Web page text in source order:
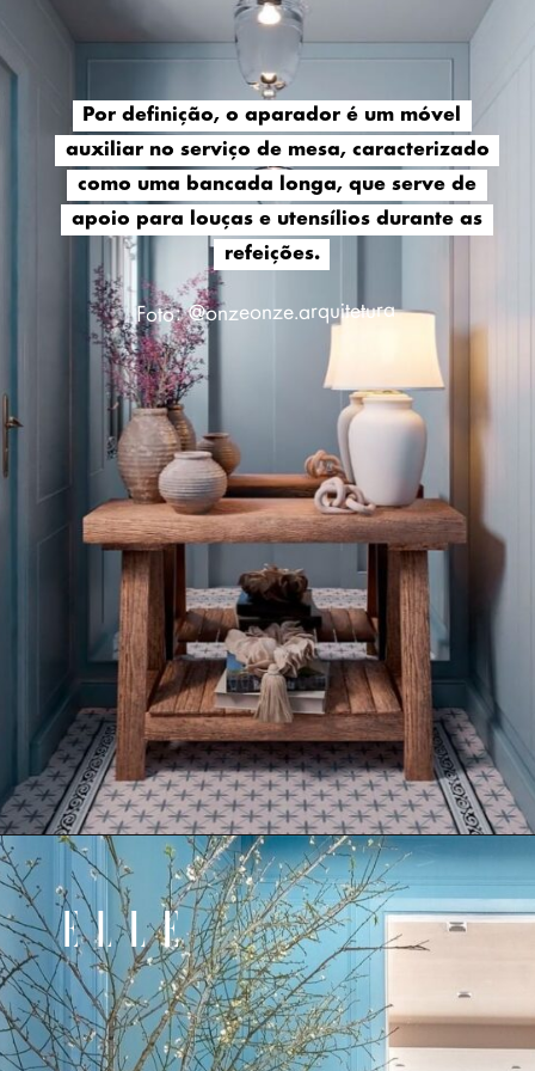
Por definição, o aparador é um móvel
auxiliar no serviço de mesa, caracterizado
como uma bancada longa, que serve de
apoio para louças e utensílios durante as
refeições.
Por definição, o aparador é um móvel
auxiliar no serviço de mesa, caracterizado
como uma bancada longa, que serve de
apoio para louças e utensílios durante as
refeições.
Foto: @onzeonze.arquitetura